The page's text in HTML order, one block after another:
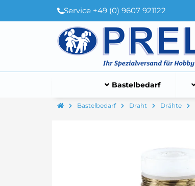
Service +49 (0) 9607 921122
Bastelbedarf
Bastelbedarf Draht Drähte